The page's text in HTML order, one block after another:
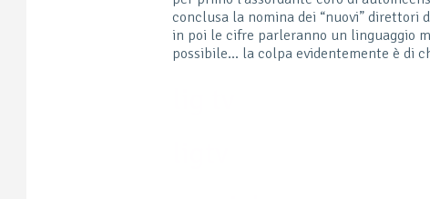
conclusa la nomina dei “nuovi” direttori
in poi le cifre parleranno un linguaggio
possibile… la colpa evidentemente è di